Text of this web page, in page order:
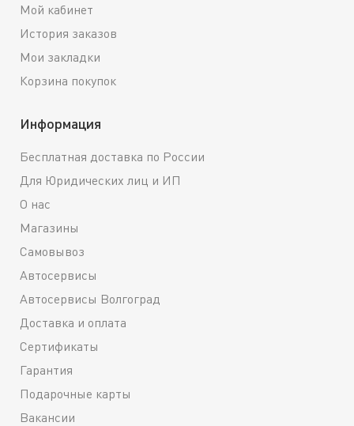
Мой кабинет
История заказов
Мои закладки
Корзина покупок
Информация
Бесплатная доставка по России
Для Юридических лиц и ИП
О нас
Магазины
Самовывоз
Автосервисы
Автосервисы Волгоград
Доставка и оплата
Сертификаты
Гарантия
Подарочные карты
Вакансии